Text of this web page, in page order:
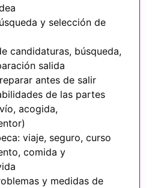
y selección de
candidaturas, búsqueda,
salida
antes de salir
de las partes
acogida,
viaje, seguro, curso
comida y
y medidas de